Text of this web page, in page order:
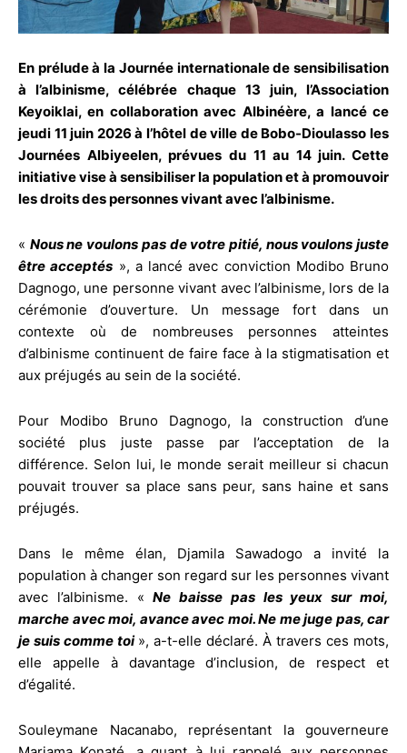
En prélude à la Journée internationale de sensibilisation
à l’albinisme, célébrée chaque 13 juin, l’Association
Keyoiklai, en collaboration avec Albinéère, a lancé ce
jeudi 11 juin 2026 à l’hôtel de ville de Bobo-Dioulasso les
Journées Albiyeelen, prévues du 11 au 14 juin. Cette
initiative vise à sensibiliser la population et à promouvoir
les droits des personnes vivant avec l’albinisme.
« Nous ne voulons pas de votre pitié, nous voulons juste
être acceptés », a lancé avec conviction Modibo Bruno
Dagnogo, une personne vivant avec l’albinisme, lors de la
cérémonie d’ouverture. Un message fort dans un
contexte où de nombreuses personnes atteintes
d’albinisme continuent de faire face à la stigmatisation et
aux préjugés au sein de la société.
Pour Modibo Bruno Dagnogo, la construction d’une
société plus juste passe par l’acceptation de la
différence. Selon lui, le monde serait meilleur si chacun
pouvait trouver sa place sans peur, sans haine et sans
préjugés.
Dans le même élan, Djamila Sawadogo a invité la
population à changer son regard sur les personnes vivant
avec l’albinisme. «Ne baisse pas les yeux sur moi,
marche avec moi, avance avec moi. Ne me juge pas, car
je suis comme toi », a-t-elle déclaré. À travers ces mots,
elle appelle à davantage d’inclusion, de respect et
d’égalité.
Souleymane Nacanabo, représentant la gouverneure